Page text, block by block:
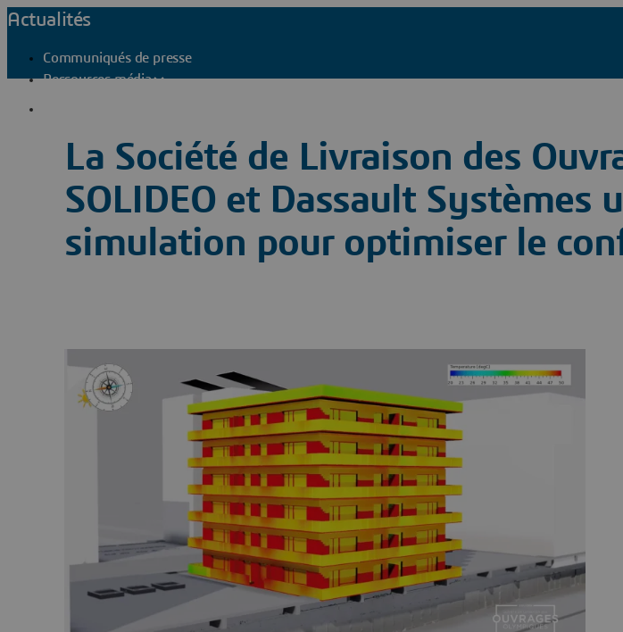
Actualités
Communiqués de presse
Ressources média
La Société de Livraison des
SOLIDEO et Dassault Systèmes
simulation pour optimiser le